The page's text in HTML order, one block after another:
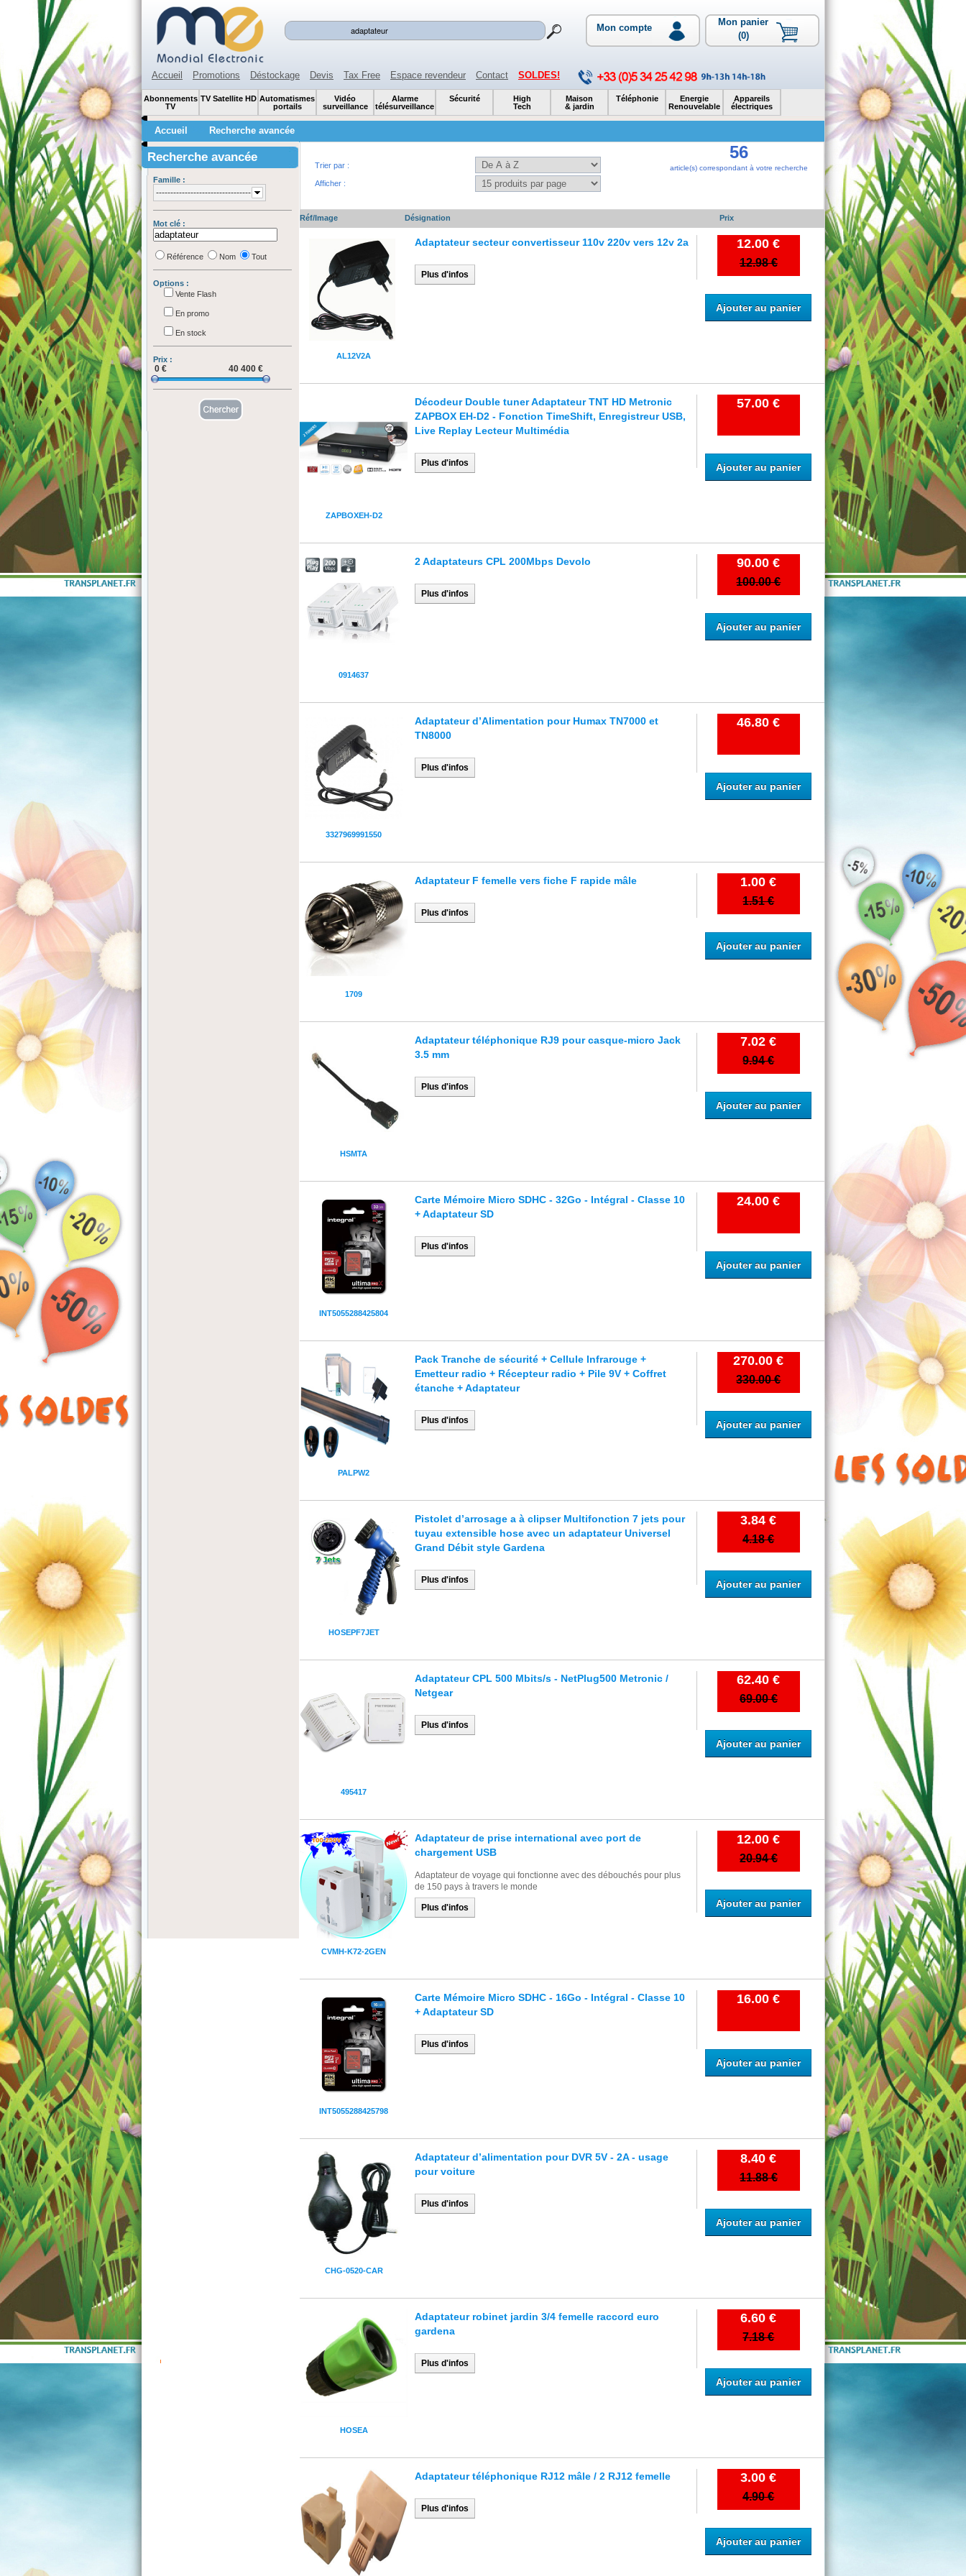
Mon compte
Mon panier
(0)
Accueil Promotions Déstockage Devis Tax Free Espace revendeur Contact SOLDES!
Abonnements
TV
TV Satellite HD Automatismes
portails
Vidéo
surveillance
Alarme
télésurveillance
Sécurité
High
Tech
Maison
& jardin
Téléphonie
Energie
Renouvelable
Appareils
électriques
Accueil Recherche avancée
Recherche avancée
Famille :
---------------------------------
------
Mot clé :
Référence Nom Tout
Options :
Vente Flash
En promo
En stock
Prix :
0 € 40 400 €
56
article(s) correspondant à votre recherche
Trier par :
Afficher :
Réf/Image Désignation Prix
AL12V2A
Adaptateur secteur convertisseur 110v 220v vers 12v 2a
Plus d'infos
12.00 €
12.98 €
Ajouter au panier
ZAPBOXEH-D2
Décodeur Double tuner Adaptateur TNT HD Metronic
ZAPBOX EH-D2 - Fonction TimeShift, Enregistreur USB,
Live Replay Lecteur Multimédia
Plus d'infos
57.00 €
Ajouter au panier
0914637
2 Adaptateurs CPL 200Mbps Devolo
Plus d'infos
90.00 €
100.00 €
Ajouter au panier
3327969991550
Adaptateur d’Alimentation pour Humax TN7000 et
TN8000
Plus d'infos
46.80 €
Ajouter au panier
1709
Adaptateur F femelle vers fiche F rapide mâle
Plus d'infos
1.00 €
1.51 €
Ajouter au panier
HSMTA
Adaptateur téléphonique RJ9 pour casque-micro Jack
3.5 mm
Plus d'infos
7.02 €
9.94 €
Ajouter au panier
INT5055288425804
Carte Mémoire Micro SDHC - 32Go - Intégral - Classe 10
+ Adaptateur SD
Plus d'infos
24.00 €
Ajouter au panier
PALPW2
Pack Tranche de sécurité + Cellule Infrarouge +
Emetteur radio + Récepteur radio + Pile 9V + Coffret
étanche + Adaptateur
Plus d'infos
270.00 €
330.00 €
Ajouter au panier
HOSEPF7JET
Pistolet d’arrosage a à clipser Multifonction 7 jets pour
tuyau extensible hose avec un adaptateur Universel
Grand Débit style Gardena
Plus d'infos
3.84 €
4.18 €
Ajouter au panier
495417
Adaptateur CPL 500 Mbits/s - NetPlug500 Metronic /
Netgear
Plus d'infos
62.40 €
69.00 €
Ajouter au panier
CVMH-K72-2GEN
Adaptateur de prise international avec port de
chargement USB
Adaptateur de voyage qui fonctionne avec des débouchés pour plus
de 150 pays à travers le monde
Plus d'infos
12.00 €
20.94 €
Ajouter au panier
INT5055288425798
Carte Mémoire Micro SDHC - 16Go - Intégral - Classe 10
+ Adaptateur SD
Plus d'infos
16.00 €
Ajouter au panier
CHG-0520-CAR
Adaptateur d’alimentation pour DVR 5V - 2A - usage
pour voiture
Plus d'infos
8.40 €
11.88 €
Ajouter au panier
HOSEA
Adaptateur robinet jardin 3/4 femelle raccord euro
gardena
Plus d'infos
6.60 €
7.18 €
Ajouter au panier
Adaptateur téléphonique RJ12 mâle / 2 RJ12 femelle
Plus d'infos
3.00 €
4.90 €
Ajouter au panier